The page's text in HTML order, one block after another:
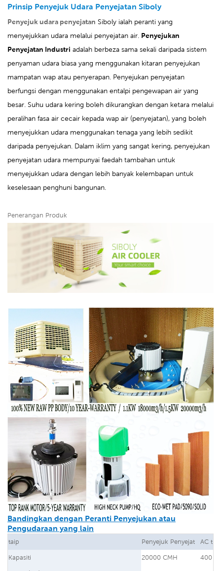
Prinsip Penyejuk Udara Penyejatan Siboly
Penyejuk udara penyejatan Siboly ialah peranti yang
menyejukkan udara melalui penyejatan air. Penyejukan
Penyejatan Industri adalah berbeza sama sekali daripada sistem
penyaman udara biasa yang menggunakan kitaran penyejukan
mampatan wap atau penyerapan. Penyejukan penyejatan
berfungsi dengan menggunakan entalpi pengewapan air yang
besar. Suhu udara kering boleh dikurangkan dengan ketara melalui
peralihan fasa air cecair kepada wap air (penyejatan), yang boleh
menyejukkan udara menggunakan tenaga yang lebih sedikit
daripada penyejukan. Dalam iklim yang sangat kering, penyejukan
penyejatan udara mempunyai faedah tambahan untuk
menyejukkan udara dengan lebih banyak kelembapan untuk
keselesaan penghuni bangunan.
Penerangan Produk
Bandingkan dengan Peranti Penyejukan atau
Pengudaraan yang lain
taip Penyejuk Penyejat AC
Kapasiti 20000 CMH 400